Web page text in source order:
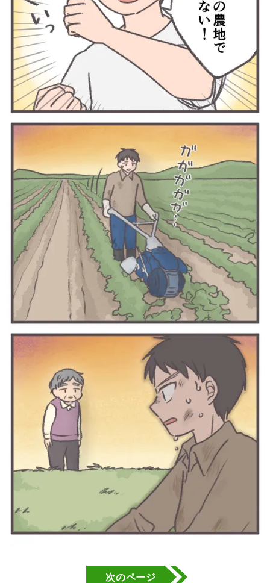
次のページ